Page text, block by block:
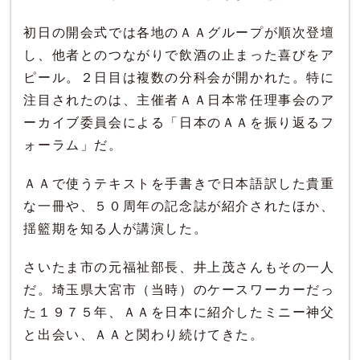
初日の開会式では各地のＡＡグループが順次登壇
し、他者とのつながりで飲酒の止まった喜びをア
ピール。２日目は複数の分科会が開かれた。特に
注目されたのは、主催者ＡＡ日本常任理事会のア
ーカイブ委員会による「日本のＡＡを振り返るフ
ォーラム」だ。
ＡＡで使うテキストを手書きで日本語訳した貴重
な一冊や、５０周年の記念誌が紹介されたほか、
揺籃期を知る人が講演した。
さいたま市の元福祉部長、井上茂さんもその一人
だ。埼玉県大宮市（当時）のケースワーカーだっ
た１９７５年、ＡＡを日本に紹介したミニー神父
と出会い、ＡＡと関わり続けてきた。